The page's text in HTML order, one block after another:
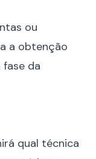
ou
a obtenção
da
qual técnica